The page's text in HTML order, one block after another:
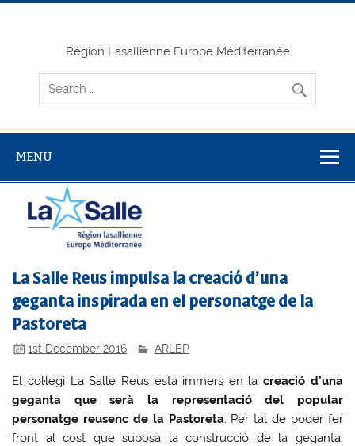
Skip
Région Lasallienne Europe Méditerranée
MENU
La Salle Reus impulsa la creació d’una
geganta inspirada en el personatge de la
Pastoreta
1st December 2016 ARLEP
El col·legi La Salle Reus està immers en lacreació d’una
geganta que serà la representació del popular
personatge reusenc de la Pastoreta. Per tal de poder fer
front al cost que suposa la construcció de la geganta,